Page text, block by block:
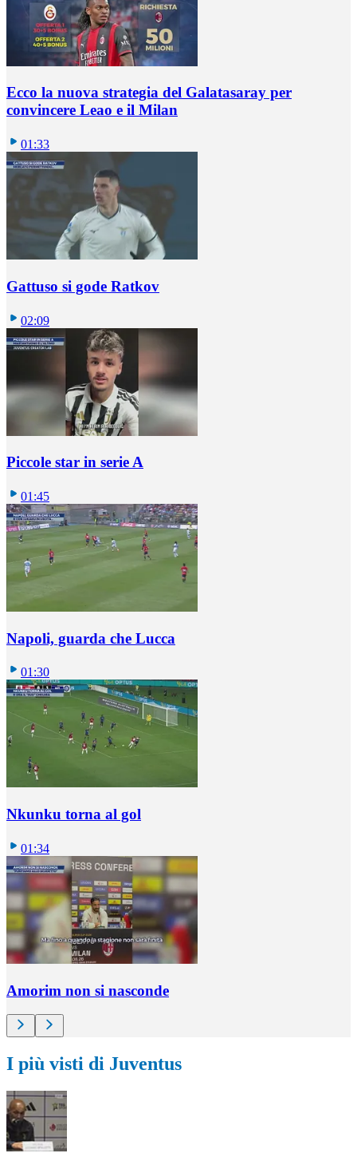
Ecco la nuova strategia del Galatasaray per
convincere Leao e il Milan
01:33
Gattuso si gode Ratkov
02:09
Piccole star in serie A
01:45
Napoli, guarda che Lucca
01:30
Nkunku torna al gol
01:34
Amorim non si nasconde
I più visti di Juventus